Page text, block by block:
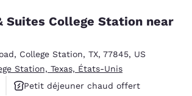
Suites College Station near
, College Station, TX, 77845, US
Station, Texas, États-Unis
Petit déjeuner chaud offert